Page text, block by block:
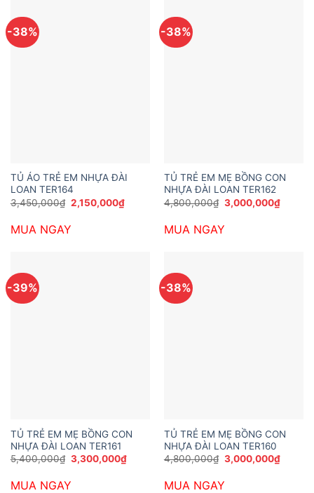
-38%
TỦ ÁO TRẺ EM NHỰA ĐÀI
LOAN TER164
3,450,000₫ Giá
gốc
3,450,000₫.
2,150,000₫Giá
hiện
MUA NGAY
-38%
TỦ TRẺ EM MẸ BỒNG CON
NHỰA ĐÀI LOAN TER162
4,800,000₫ Giá
gốc
4,800,000₫.
3,000,000₫Giá
hiện
MUA NGAY
-39%
TỦ TRẺ EM MẸ BỒNG CON
NHỰA ĐÀI LOAN TER161
5,400,000₫ Giá
gốc
5,400,000₫.
3,300,000₫Giá
hiện
MUA NGAY
-38%
TỦ TRẺ EM MẸ BỒNG CON
NHỰA ĐÀI LOAN TER160
4,800,000₫ Giá
gốc
4,800,000₫.
3,000,000₫Giá
hiện
MUA NGAY